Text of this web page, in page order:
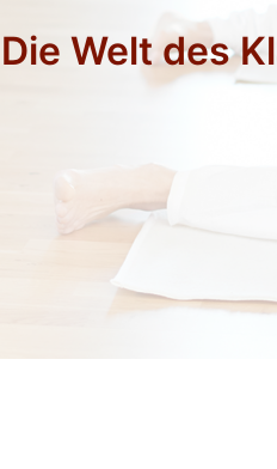
Die Welt des